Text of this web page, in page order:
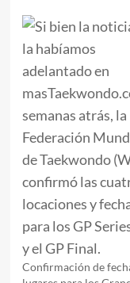
Confirmación de